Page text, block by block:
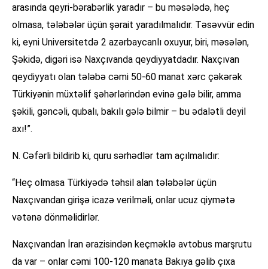
arasında qeyri-bərabərlik yaradır – bu məsələdə, heç
olmasa, tələbələr üçün şərait yaradılmalıdır. Təsəvvür edin
ki, eyni Universitetdə 2 azərbaycanlı oxuyur, biri, məsələn,
Şəkidə, digəri isə Naxçıvanda qeydiyyatdadır. Naxçıvan
qeydiyyatı olan tələbə cəmi 50-60 manat xərc çəkərək
Türkiyənin müxtəlif şəhərlərindən evinə gələ bilir, amma
şəkili, gəncəli, qubalı, bakılı gələ bilmir – bu ədalətli deyil
axı!”.
N. Cəfərli bildirib ki, quru sərhədlər tam açılmalıdır:
“Heç olmasa Türkiyədə təhsil alan tələbələr üçün
Naxçıvandan girişə icazə verilməli, onlar ucuz qiymətə
vətənə dönməlidirlər.
Naxçıvandan İran ərazisindən keçməklə avtobus marşrutu
da var – onlar cəmi 100-120 manata Bakıya gəlib çıxa